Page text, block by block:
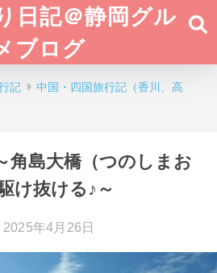
日記＠静岡グル
ブログ
記
中国・四国旅行記（香川、高
島大橋（つのしまお
け抜ける♪～
2025年4月26日